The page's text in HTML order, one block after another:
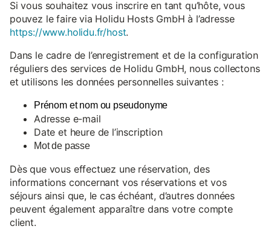
Si vous souhaitez vous inscrire en tant qu’hôte, vous
pouvez le faire via Holidu Hosts GmbH à l’adresse
https://www.holidu.fr/host.
Dans le cadre de l’enregistrement et de la configuration
réguliers des services de Holidu GmbH, nous collectons
et utilisons les données personnelles suivantes :
Prénom et nom ou pseudonyme
Adresse e-mail
Date et heure de l’inscription
Mot de passe
Dès que vous effectuez une réservation, des
informations concernant vos réservations et vos
séjours ainsi que, le cas échéant, d’autres données
peuvent également apparaître dans votre compte
client.